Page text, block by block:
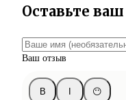
Оставьте
Ваш отзыв
B I 😶